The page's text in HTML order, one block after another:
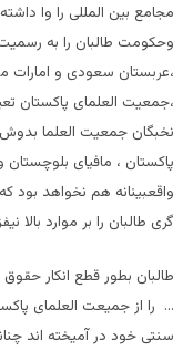
مجامع بین المللی را وا
وحکومت طالبان را به
،عربستان سعودی و امارات
،جمعیت العلمای پاکستان
نخبگان جمعیت العلما
پاکستان ، مافیای
واقعبینانه هم نخواهد
گری طالبان را بر موارد بالا
طالبان بطور قطع انکار
… را از جمیعت العلمای
سنتی خود در آمیخته اند